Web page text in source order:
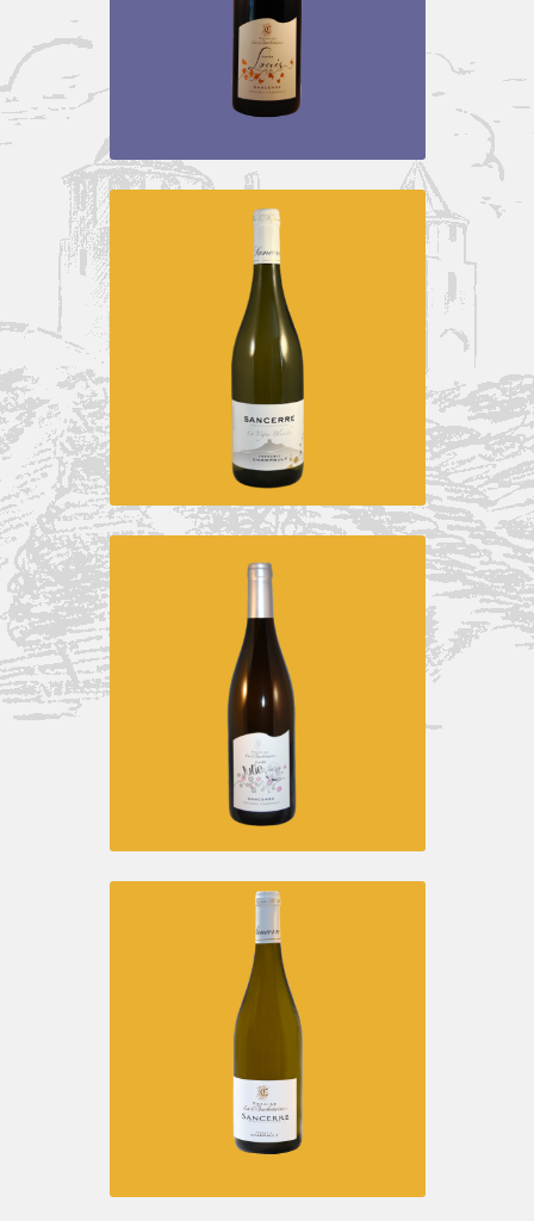
SANCERRE ROUGE
Vins rouges
SANCERRE ROUGE – CUVÉE LOUIS
Vins rouges
SANCERRE BLANC -LA VIGNE
BLANCHE
Vins blancs
SPÉCIALE « JULIE »
Vins blancs